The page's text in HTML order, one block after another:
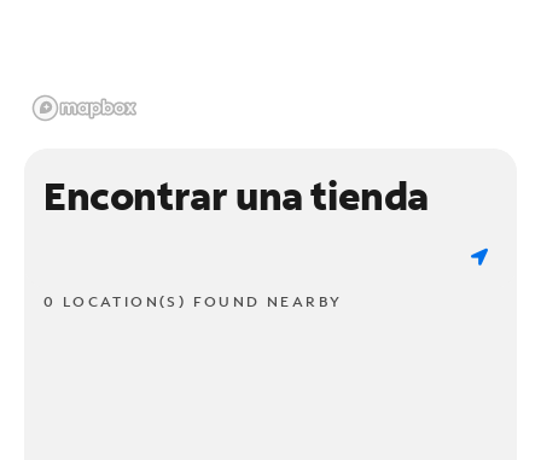
Encontrar una tienda
0 LOCATION(S) FOUND NEARBY